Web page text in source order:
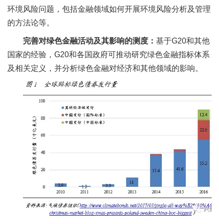
环境风险问题，包括金融领域如何开展环境风险分析及管理
的方法论等。
完善对绿色金融活动及其影响的测度： 基于G20和其他
国家的经验，G20和各国政府可推动研究绿色金融指标体系
及相关定义，并分析绿色金融对经济和其他领域的影响。